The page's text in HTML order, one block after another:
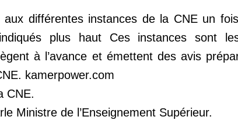
aux différentes instances de la CNE un
indiqués plus haut Ces instances sont
à l’avance et émettent des avis
kamerpower.com
CNE.
Ministre de l’Enseignement Supérieur.